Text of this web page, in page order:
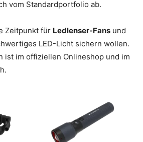
vom Standardportfolio ab.
Zeitpunkt für Ledlenser-Fans und
LED-Licht sichern wollen.
ist im offiziellen Onlineshop und im